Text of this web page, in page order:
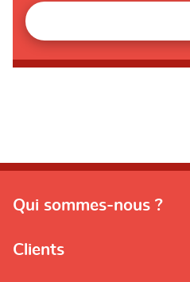
Qui sommes-nous ?
Clients